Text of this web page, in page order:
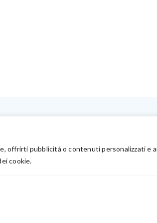
offrirti pubblicità o contenuti personalizzati e
cookie.
Privacy
Chi Siamo